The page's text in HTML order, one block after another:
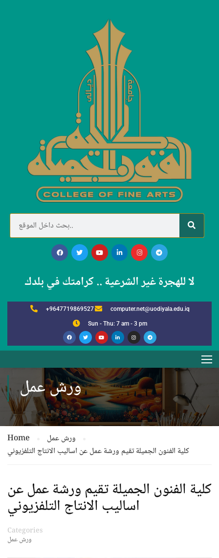
لا للهجرة غير الشرعية .. كرامتك في بلدك
+9647719869527 computer.net@uodiyala.edu.iq
Sun - Thu: 7 am - 3 pm
ورش عمل
Home
ورش عمل
كلية الفنون الجميلة تقيم ورشة عمل عن اساليب الانتاج التلفزيوني
كلية الفنون الجميلة تقيم ورشة عمل عن
اساليب الانتاج التلفزيوني
Categories
ورش عمل